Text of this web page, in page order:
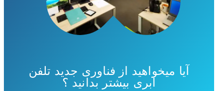
آیا میخواهید از فناوری جدید تلفن
ابری بیشتر بدانید ؟